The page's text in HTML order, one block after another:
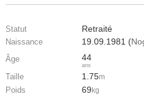
Statut Retraité
Naissance 19.09.1981 (
Âge 44
ans
Taille 1.75m
Poids 69 kg